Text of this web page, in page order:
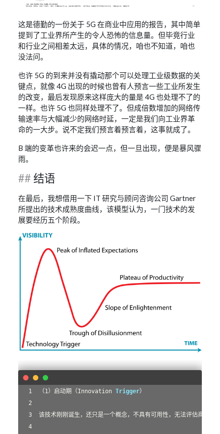
这是德勤的一份关于 5G 在商业中应用的报告，其中简单
提到了工业界所产生的令人恐怖的信息量。但毕竟行业
和行业之间相差太远，具体的情况，咱也不知道，咱也
没法问。
也许 5G 的到来并没有撬动那个可以处理工业级数据的关
键点，就像 4G 出现的时候也曾有人预言一些工业所发生
的改变，最后发现原来这样庞大的量是 4G 也处理不了的
一样。也许 5G 也同样处理不了。但成倍数增加的网络传
输速率与大幅减少的网络时延，一定是我们向工业界革
命的一大步。说不定我们预言着预言着，这事就成了。
B 端的变革也许来的会迟一点，但一旦出现，便是暴风骤
雨。
结语
在最后，我想借用一下 IT 研究与顾问咨询公司 Gartner
所提出的技术成熟度曲线，该模型认为，一门技术的发
展要经历五个阶段。
（1 ）启动期（Innovation Trigger